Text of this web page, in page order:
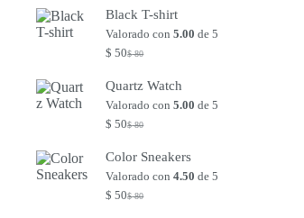
Black T-shirt
Valorado con5.00 de 5
$80
El
original
era:
$ 50El
actual
es:
Quartz Watch
Valorado con5.00 de 5
$80
El
original
era:
$ 50El
actual
es:
Color Sneakers
Valorado con4.50 de 5
$80
El
$ 50El